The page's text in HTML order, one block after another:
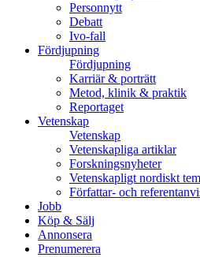
Personnytt
Debatt
Ivo-fall
Fördjupning
Fördjupning
Karriär & porträtt
Metod, klinik & praktik
Reportaget
Vetenskap
Vetenskap
Vetenskapliga artiklar
Forskningsnyheter
Vetenskapligt nordiskt
Författar- och
Jobb
Köp & Sälj
Annonsera
Prenumerera